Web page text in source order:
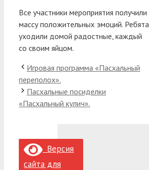
Все участники мероприятия получили
массу положительных эмоций. Ребята
уходили домой радостные, каждый
со своим яйцом.
Игровая программа «Пасхальный
переполох».
Пасхальные посиделки
«Пасхальный кулич».
Версия
сайта для